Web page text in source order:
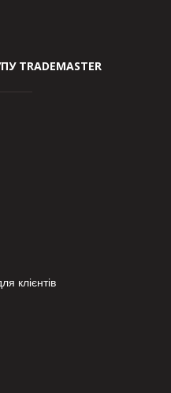
TRADEMASTER
клієнтів